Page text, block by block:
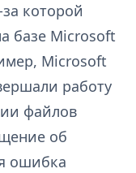
которой
базе Microsoft
Microsoft
работу
файлов
об
ошибка